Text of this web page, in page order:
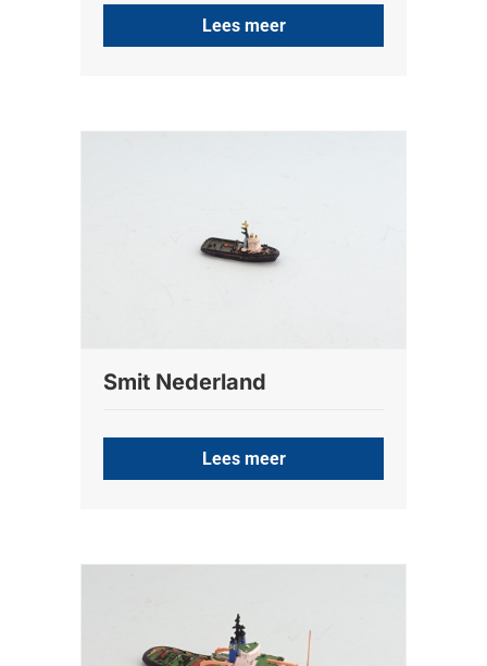
Lees meer
Smit Nederland
Lees meer